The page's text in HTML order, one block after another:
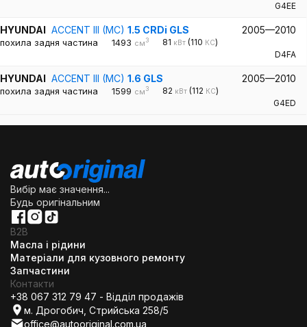
G4EE
HYUNDAI ACCENT III (MC) 1.5 CRDi GLS 2005—2010
похила задня частина 1493 см3 81 кВт (110 КС)
D4FA
HYUNDAI ACCENT III (MC) 1.6 GLS 2005—2010
похила задня частина 1599 см3 82 кВт (112 КС)
G4ED
Вибір має значення...
Будь оригінальним
B2B
Масла і рідини
Матеріали для кузовного ремонту
Запчастини
Контакти
+38 067 312 79 47 - Відділ продажів
м. Дрогобич, Стрийська 258/5
office@autooriginal.com.ua